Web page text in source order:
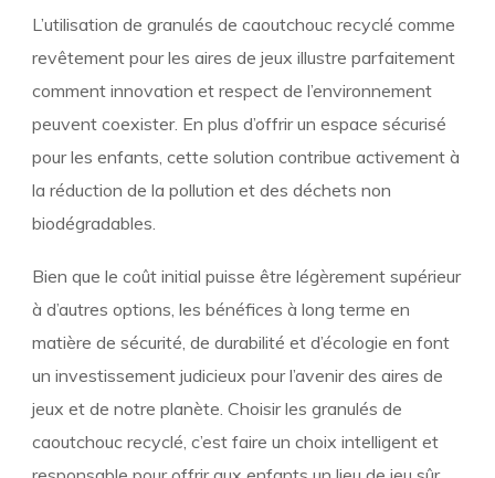
L’utilisation de granulés de caoutchouc recyclé comme
revêtement pour les aires de jeux illustre parfaitement
comment innovation et respect de l’environnement
peuvent coexister. En plus d’offrir un espace sécurisé
pour les enfants, cette solution contribue activement à
la réduction de la pollution et des déchets non
biodégradables.
Bien que le coût initial puisse être légèrement supérieur
à d’autres options, les bénéfices à long terme en
matière de sécurité, de durabilité et d’écologie en font
un investissement judicieux pour l’avenir des aires de
jeux et de notre planète. Choisir les granulés de
caoutchouc recyclé, c’est faire un choix intelligent et